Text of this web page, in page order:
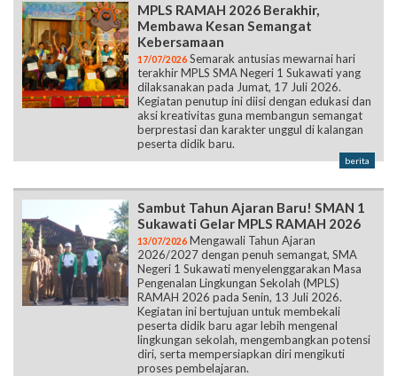
MPLS RAMAH 2026 Berakhir,
Membawa Kesan Semangat
Kebersamaan
17/07/2026 Semarak antusias mewarnai hari
terakhir MPLS SMA Negeri 1 Sukawati yang
dilaksanakan pada Jumat, 17 Juli 2026.
Kegiatan penutup ini diisi dengan edukasi dan
aksi kreativitas guna membangun semangat
berprestasi dan karakter unggul di kalangan
peserta didik baru.
berita
Sambut Tahun Ajaran Baru! SMAN 1
Sukawati Gelar MPLS RAMAH 2026
13/07/2026 Mengawali Tahun Ajaran
2026/2027 dengan penuh semangat, SMA
Negeri 1 Sukawati menyelenggarakan Masa
Pengenalan Lingkungan Sekolah (MPLS)
RAMAH 2026 pada Senin, 13 Juli 2026.
Kegiatan ini bertujuan untuk membekali
peserta didik baru agar lebih mengenal
lingkungan sekolah, mengembangkan potensi
diri, serta mempersiapkan diri mengikuti
proses pembelajaran.